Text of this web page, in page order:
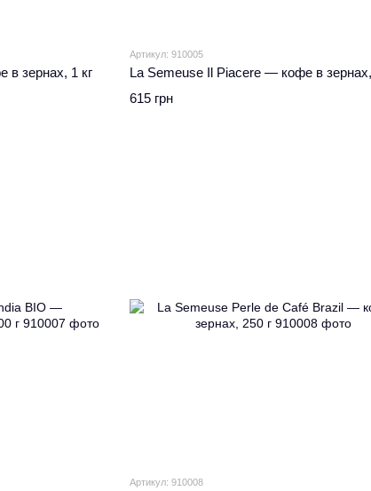
в зернах, 1 кг
Артикул: 910005
La Semeuse Il Piacere — кофе в
615 грн
Артикул: 910008